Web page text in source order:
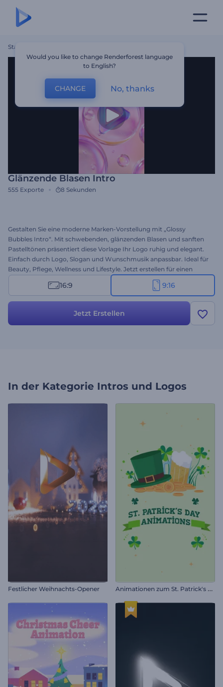
Startseite
Glänzende Blasen Intro
555 Exporte 8 Sekunden
Gestalten Sie eine moderne Marken-Vorstellung mit „Glossy
Bubbles Intro“. Mit schwebenden, glänzenden Blasen und sanften
Pastelltönen präsentiert diese Vorlage Ihr Logo ruhig und elegant.
Einfach durch Logo, Slogan und Wunschmusik anpassbar. Ideal für
Beauty, Pflege, Wellness und Lifestyle. Jetzt erstellen für einen
frischen, anspruchsvollen Markenauftritt!
16:9 9:16
Jetzt Erstellen
In der Kategorie Intros und Logos
Festlicher Weihnachts-Opener A
nimationen zum St. Patrick's Day
Would you like to change Renderforest language
to English?
CHANGE No, thanks